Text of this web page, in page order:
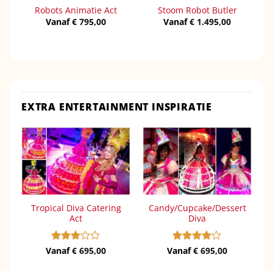
Robots Animatie Act
Vanaf€ 795,00
Stoom Robot Butler
Vanaf€ 1.495,00
EXTRA ENTERTAINMENT INSPIRATIE
Tropical Diva Catering
Act
Gewaardeerd
Vanaf€ 695,00
Candy/Cupcake/Dessert
Diva
Gewaardeerd
Vanaf€ 695,00